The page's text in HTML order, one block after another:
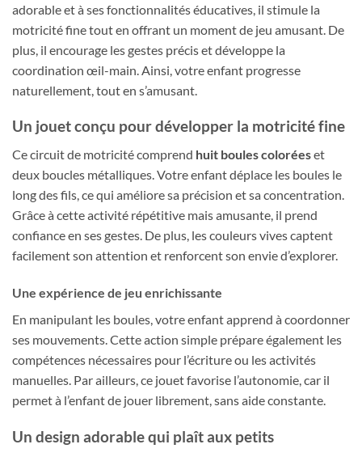
adorable et à ses fonctionnalités éducatives, il stimule la
motricité fine tout en offrant un moment de jeu amusant. De
plus, il encourage les gestes précis et développe la
coordination œil-main. Ainsi, votre enfant progresse
naturellement, tout en s’amusant.
Un jouet conçu pour développer la motricité fine
Ce circuit de motricité comprend huit boules coloréeset
deux boucles métalliques. Votre enfant déplace les boules le
long des fils, ce qui améliore sa précision et sa concentration.
Grâce à cette activité répétitive mais amusante, il prend
confiance en ses gestes. De plus, les couleurs vives captent
facilement son attention et renforcent son envie d’explorer.
Une expérience de jeu enrichissante
En manipulant les boules, votre enfant apprend à coordonner
ses mouvements. Cette action simple prépare également les
compétences nécessaires pour l’écriture ou les activités
manuelles. Par ailleurs, ce jouet favorise l’autonomie, car il
permet à l’enfant de jouer librement, sans aide constante.
Un design adorable qui plaît aux petits